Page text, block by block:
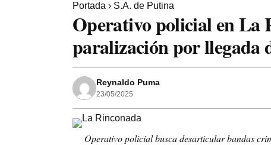
Portada › S.A. de Putina
Operativo policial en La
paralización por llegada
Reynaldo Puma
23/05/2025
Operativo policial busca desarticular bandas